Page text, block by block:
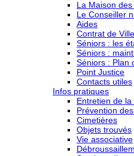
La Maison
Le Conseiller
Aides
Contrat de
Séniors : les
Séniors :
Séniors : Plan
Point Justice
Contacts utiles
Infos pratiques
Entretien de la
Prévention
Cimetières
Objets trouvés
Vie associative